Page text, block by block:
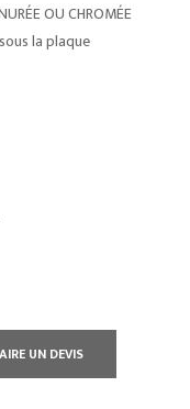
OU CHROMÉE
la plaque
UN DEVIS